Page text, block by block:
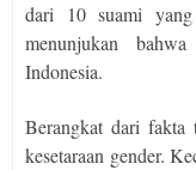
dari 10 suami
menunjukan
Indonesia.
Berangkat dari fakta
kesetaraan gender.